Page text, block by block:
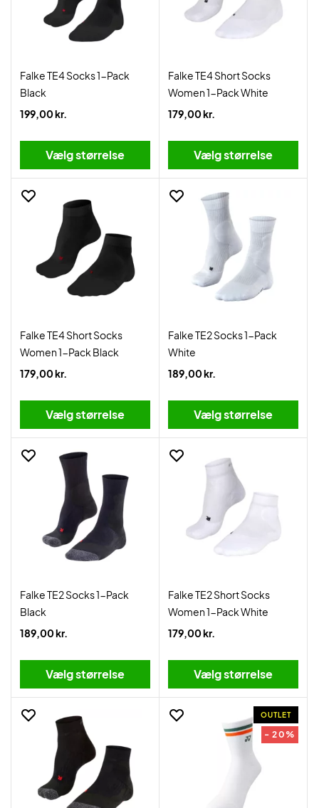
Falke TE4 Socks 1-Pack
Black
199,00 kr.
Vælg størrelse
Falke TE4 Short Socks
Women 1-Pack White
179,00 kr.
Vælg størrelse
Falke TE4 Short Socks
Women 1-Pack Black
179,00 kr.
Vælg størrelse
Falke TE2 Socks 1-Pack
White
189,00 kr.
Vælg størrelse
Falke TE2 Socks 1-Pack
Black
189,00 kr.
Vælg størrelse
Falke TE2 Short Socks
Women 1-Pack White
179,00 kr.
Vælg størrelse
OUTLET
- 20%